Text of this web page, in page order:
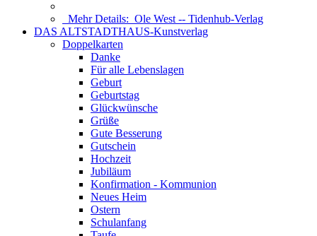
Mehr Details: Ole West -- Tidenhub-Verlag
DAS ALTSTADTHAUS-Kunstverlag
Doppelkarten
Danke
Für alle Lebenslagen
Geburt
Geburtstag
Glückwünsche
Grüße
Gute Besserung
Gutschein
Hochzeit
Jubiläum
Konfirmation - Kommunion
Neues Heim
Ostern
Schulanfang